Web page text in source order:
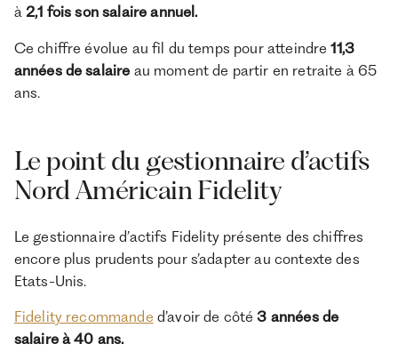
à2,1 fois son salaire annuel.
Ce chiffre évolue au fil du temps pour atteindre11,3
années de salaire au moment de partir en retraite à 65
ans.
Le point du gestionnaire d’actifs
Nord Américain Fidelity
Le gestionnaire d’actifs Fidelity présente des chiffres
encore plus prudents pour s’adapter au contexte des
Etats-Unis.
Fidelity recommande d’avoir de côté3 années de
salaire à 40 ans.